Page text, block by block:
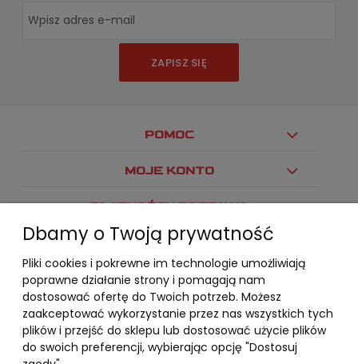
ZAPISZ SIĘ
POMOC
MOJE KONTO
PŁATNOŚCI I DOSTAWA
INFORMACJE
O NAS
Dbamy o Twoją prywatność
Pliki cookies i pokrewne im technologie umożliwiają
poprawne działanie strony i pomagają nam
dostosować ofertę do Twoich potrzeb. Możesz
zaakceptować wykorzystanie przez nas wszystkich tych
plików i przejść do sklepu lub dostosować użycie plików
do swoich preferencji, wybierając opcję "Dostosuj